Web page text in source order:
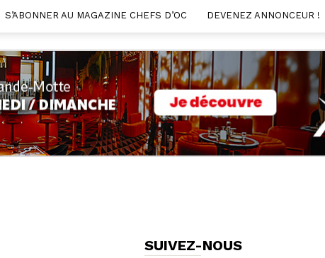
d'oc
S’ABONNER AU MAGAZINE CHEFS D’OC DEVENEZ ANNONCEUR !
SUIVEZ-NOUS